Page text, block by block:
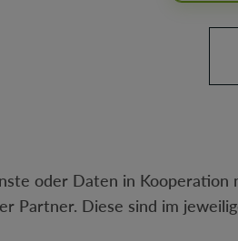
oder Daten in
Partner. Diese sind im